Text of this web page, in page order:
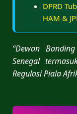
DPRD
HAM &
“Dewan
Senegal
Regulasi Piala